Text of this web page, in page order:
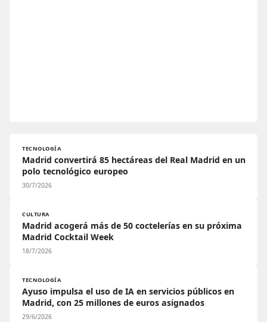
TECNOLOGÍA
Madrid convertirá 85 hectáreas del Real Madrid en un
polo tecnológico europeo
30/7/2026
CULTURA
Madrid acogerá más de 50 coctelerías en su próxima
Madrid Cocktail Week
18/7/2026
TECNOLOGÍA
Ayuso impulsa el uso de IA en servicios públicos en
Madrid, con 25 millones de euros asignados
29/6/2026